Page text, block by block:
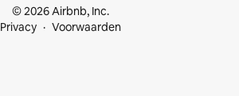
© 2026 Airbnb, Inc.
Privacy
Voorwaarden